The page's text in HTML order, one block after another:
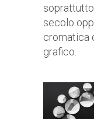
secolo
cromatica
grafico.